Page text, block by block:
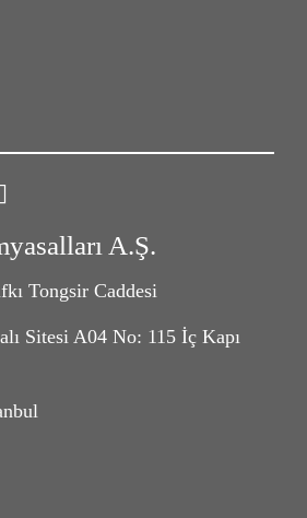
A.Ş.
Tongsir Caddesi
Sitesi A04 No: 115 İç Kapı